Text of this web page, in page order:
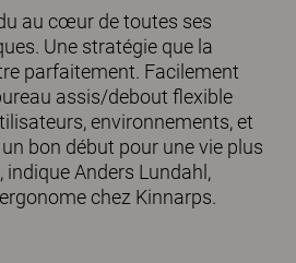
au cœur de toutes ses
Une stratégie que la
parfaitement. Facilement
assis/debout flexible
environnements, et
bon début pour une vie plus
indique Anders Lundahl,
chez Kinnarps.